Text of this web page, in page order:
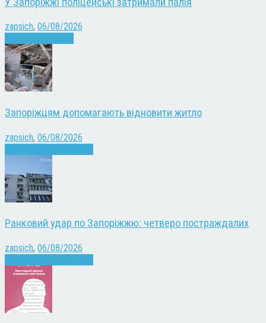
zapsich, 06/08/2026
Запоріжцям допомагають відновити житло
zapsich, 06/08/2026
Ранковий удар по Запоріжжю: четверо постраждалих
zapsich, 06/08/2026